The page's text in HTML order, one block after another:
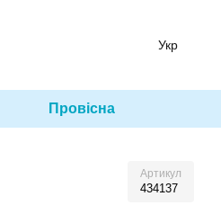
Укр
Провісна
Артикул
434137